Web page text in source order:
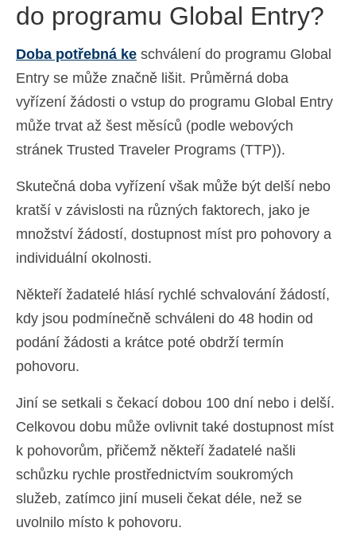
do programu Global Entry?
Doba potřebná ke schválení do programu Global
Entry se může značně lišit. Průměrná doba
vyřízení žádosti o vstup do programu Global Entry
může trvat až šest měsíců (podle webových
stránek Trusted Traveler Programs (TTP)).
Skutečná doba vyřízení však může být delší nebo
kratší v závislosti na různých faktorech, jako je
množství žádostí, dostupnost míst pro pohovory a
individuální okolnosti.
Někteří žadatelé hlásí rychlé schvalování žádostí,
kdy jsou podmínečně schváleni do 48 hodin od
podání žádosti a krátce poté obdrží termín
pohovoru.
Jiní se setkali s čekací dobou 100 dní nebo i delší.
Celkovou dobu může ovlivnit také dostupnost míst
k pohovorům, přičemž někteří žadatelé našli
schůzku rychle prostřednictvím soukromých
služeb, zatímco jiní museli čekat déle, než se
uvolnilo místo k pohovoru.